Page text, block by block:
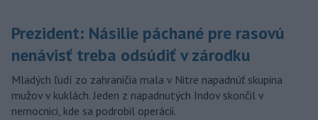
Prezident: Násilie páchané pre rasovú
nenávisť treba odsúdiť v zárodku
Mladých ľudí zo zahraničia mala v Nitre napadnúť skupina
mužov v kuklách. Jeden z napadnutých Indov skončil v
nemocnici, kde sa podrobil operácii.